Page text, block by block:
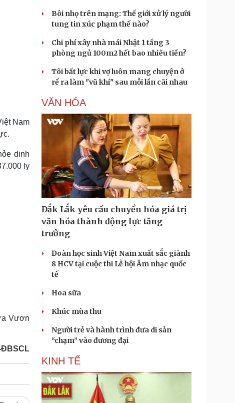
Nam
dinh
ly
Vươn
ĐBSCL
Bôi nhọ trên mạng: Thế giới xử lý người
tung tin xúc phạm thế nào?
Chi phí xây nhà mái Nhật 1 tầng 3
phòng ngủ 100m2 hết bao nhiêu tiền?
Tôi bất lực khi vợ luôn mang chuyện ở
rể ra làm "vũ khí" sau mỗi lần cãi nhau
VĂN HÓA
Đắk Lắk yêu cầu chuyển hóa giá trị
văn hóa thành động lực tăng
trưởng
Đoàn học sinh Việt Nam xuất sắc giành
8 HCV tại cuộc thi Lễ hội Âm nhạc quốc
tế
Hoa sữa
Khúc mùa thu
Người trẻ và hành trình đưa di sản
“chạm” vào đương đại
KINH TẾ